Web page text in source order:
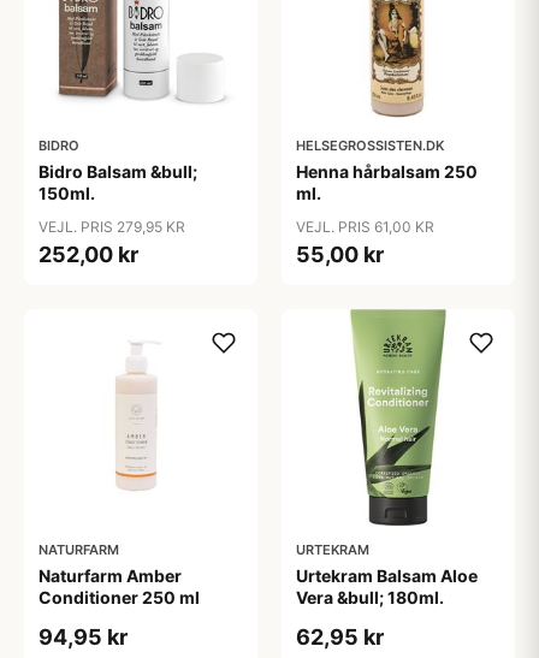
BIDRO
Bidro Balsam &bull;
150ml.
VEJL. PRIS 279,95 KR
252,00 kr
HELSEGROSSISTEN.DK
Henna hårbalsam 250
ml.
VEJL. PRIS 61,00 KR
55,00 kr
NATURFARM
Naturfarm Amber
Conditioner 250 ml
94,95 kr
URTEKRAM
Urtekram Balsam Aloe
Vera &bull; 180ml.
62,95 kr